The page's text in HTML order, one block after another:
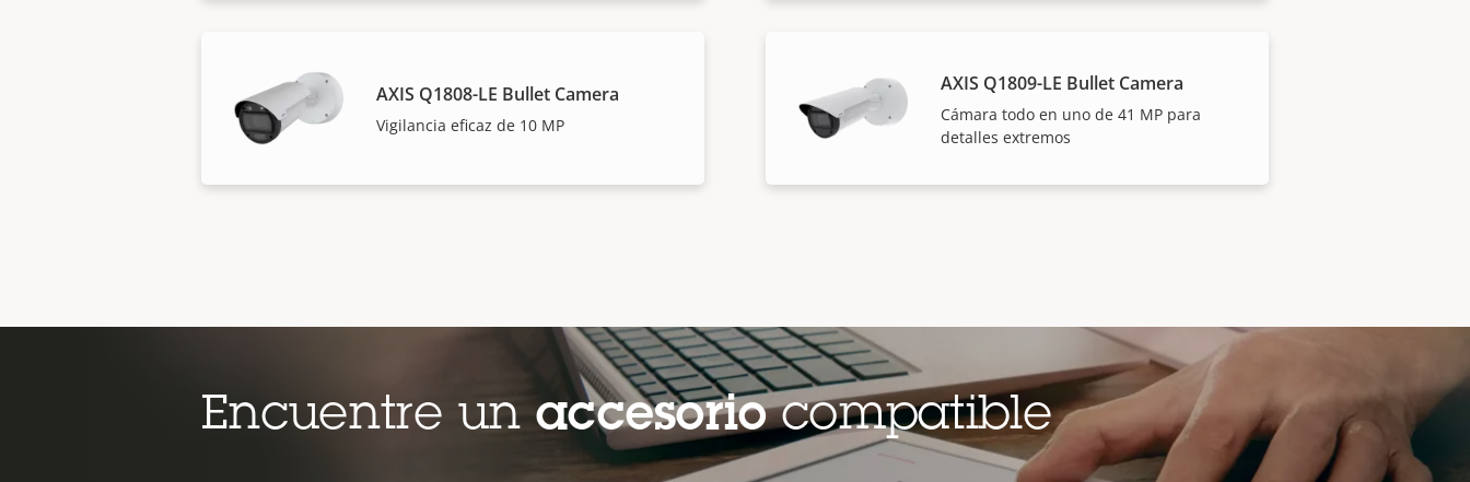
AXIS Q1808-LE Bullet Camera
Vigilancia eficaz de 10 MP
AXIS Q1809-LE Bullet Camera
Cámara todo en uno de 41 MP para
detalles extremos
Encuentre un accesoriocompatible